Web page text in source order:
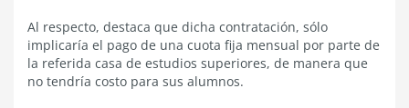
Al respecto, destaca que dicha contratación, sólo
implicaría el pago de una cuota fija mensual por parte de
la referida casa de estudios superiores, de manera que
no tendría costo para sus alumnos.